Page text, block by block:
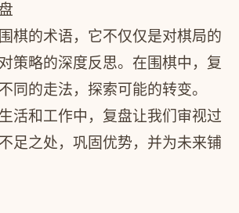
棋的术语，它不仅仅是对棋局的
策略的深度反思。在围棋中，复
同的走法，探索可能的转变。
活和工作中，复盘让我们审视过
足之处，巩固优势，并为未来铺